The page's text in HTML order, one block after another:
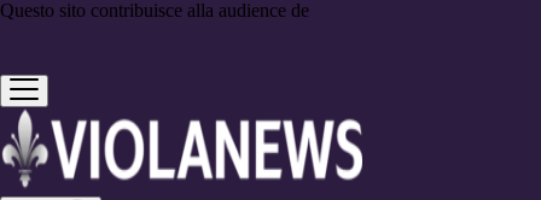
Questo sito contribuisce alla audience de